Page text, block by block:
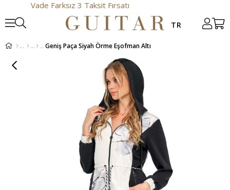
Vade Farksız 3 Taksit Fırsatı
Geniş Paça Siyah Örme Eşofman Altı